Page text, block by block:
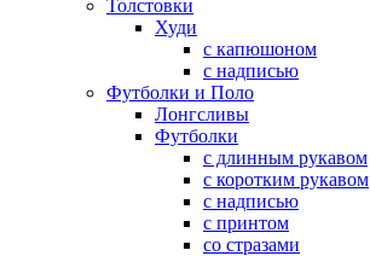
Толстовки
Худи
с капюшоном
с надписью
Футболки и Поло
Лонгсливы
Футболки
с длинным рукавом
с коротким рукавом
с надписью
с принтом
со стразами